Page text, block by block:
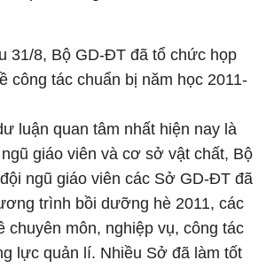
31/8, Bộ GD-ĐT đã tổ chức họp
công tác chuẩn bị năm học 2011-
luận quan tâm nhất hiện nay là
giáo viên và cơ sở vật chất, Bộ
ngũ giáo viên các Sở GD-ĐT đã
trình bồi dưỡng hè 2011, các
chuyên môn, nghiệp vụ, công tác
lực quản lí. Nhiều Sở đã làm tốt